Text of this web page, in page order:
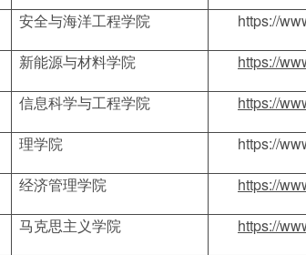
安全与海洋工程学院 https://
新能源与材料学院 https://
信息科学与工程学院 https://
理学院 https://
经济管理学院 https://
马克思主义学院 https://